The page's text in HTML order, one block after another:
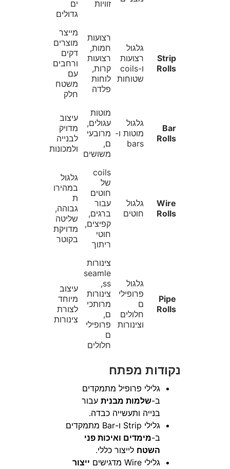
זוויות
ים
גדולים
Strip
Rolls
גלגול
רצועות
ו-coils
שטוחות
רצועות
חמות,
רצועות
קרות,
לוחות
פלדה
מייצר
מוצרים
דקים
ורחבים
עם
משטח
חלק
Bar
Rolls
גלגול
מוטות ו-
bars
מוטות
עגולים,
מרובעי
ם,
משושים
עיצוב
מדויק
לבנייה
ולמכונות
Wire
Rolls
גלגול
חוטים
coils
של
חוטים
עבור
ברגים,
קפיצים,
חוטי
ריתוך
גלגול
במהירו
ת
גבוהה,
שליטה
מדויקת
בקוטר
Pipe
Rolls
גלגול
פרופילי
ם
חלולים
וצינורות
צינורות
seamle
ss,
צינורות
מרותכי
ם,
פרופילי
ם
חלולים
עיצוב
מיוחד
לצורת
צינורות
נקודות מפתח
גלילי פרופיל מתמקדים
ב-שלמות מבניתעבור
בנייה ותעשייה כבדה.
גלילי Strip ו-Bar מתמקדים
ב-מימדים ואיכות פני
השטח לייצור כללי.
גלילי Wire מדגישים
ייצור